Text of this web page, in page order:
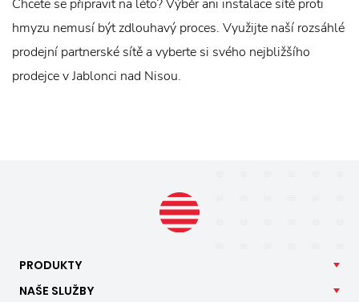
Chcete se připravit na léto? Výběr ani instalace sítě proti
hmyzu nemusí být zdlouhavý proces. Využijte naší rozsáhlé
prodejní partnerské sítě a vyberte si svého nejbližšího
prodejce v Jablonci nad Nisou.
PRODUKTY
NAŠE SLUŽBY